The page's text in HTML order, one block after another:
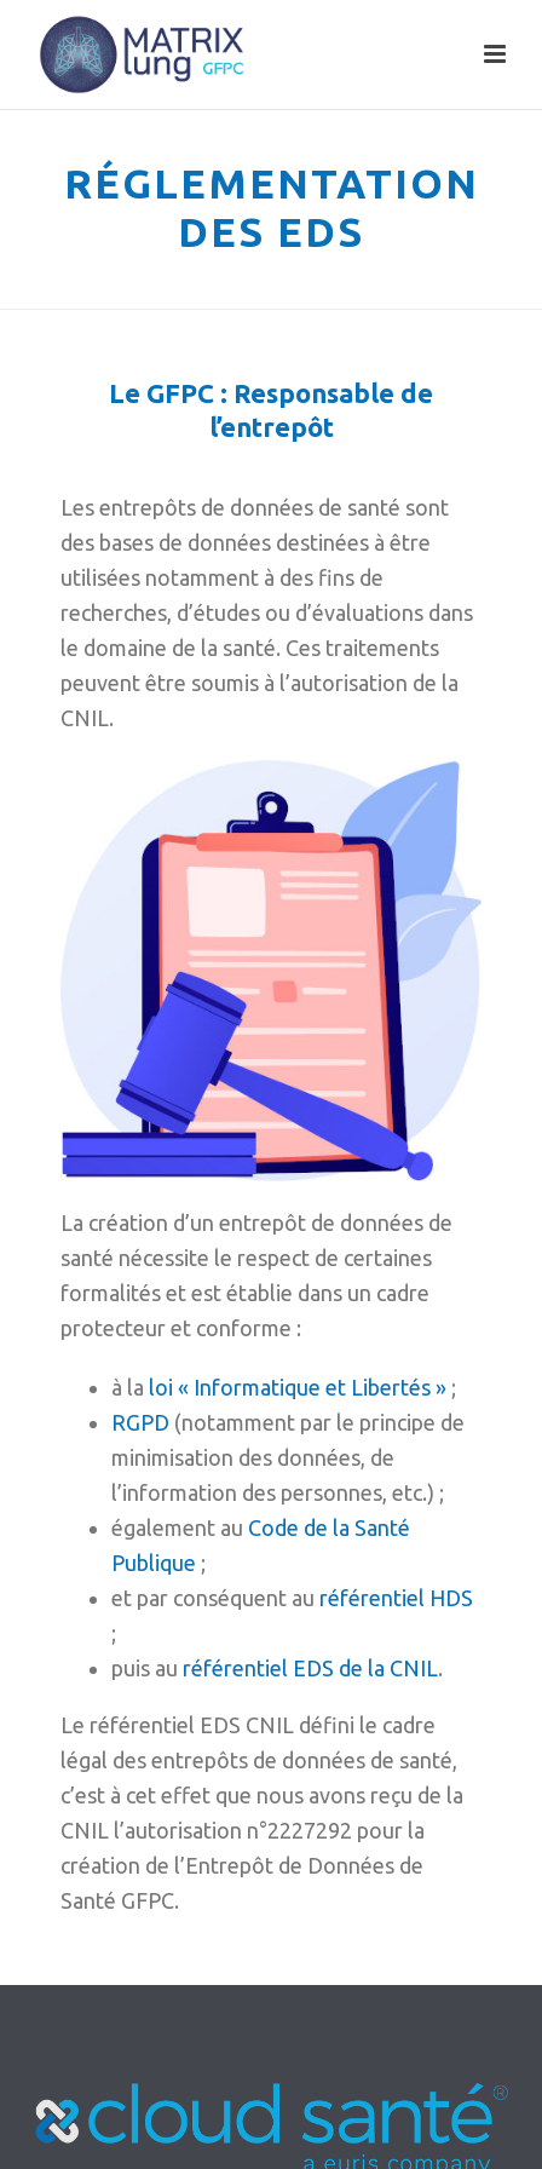
RÉGLEMENTATION
DES EDS
Le GFPC : Responsable de
l’entrepôt
Les entrepôts de données de santé sont
des bases de données destinées à être
utilisées notamment à des fins de
recherches, d’études ou d’évaluations dans
le domaine de la santé. Ces traitements
peuvent être soumis à l’autorisation de la
CNIL.
La création d’un entrepôt de données de
santé nécessite le respect de certaines
formalités et est établie dans un cadre
protecteur et conforme :
à la loi « Informatique et Libertés » ;
RGPD (notamment par le principe de
minimisation des données, de
l’information des personnes, etc.) ;
également au Code de la Santé
Publique ;
et par conséquent au référentiel HDS
;
puis au référentiel EDS de la CNIL.
Le référentiel EDS CNIL défini le cadre
légal des entrepôts de données de santé,
c’est à cet effet que nous avons reçu de la
CNIL l’autorisation n°2227292 pour la
création de l’Entrepôt de Données de
Santé GFPC.